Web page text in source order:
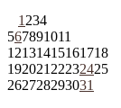
1 234
567891011
12131415161718
192021 22232425
262728293031